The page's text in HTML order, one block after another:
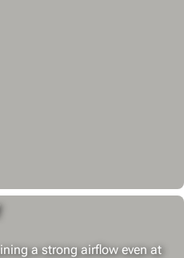
a strong airflow even at